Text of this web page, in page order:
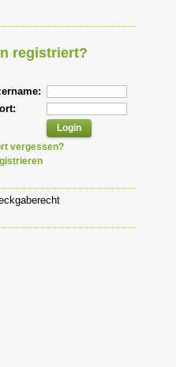
registriert?
vergessen?